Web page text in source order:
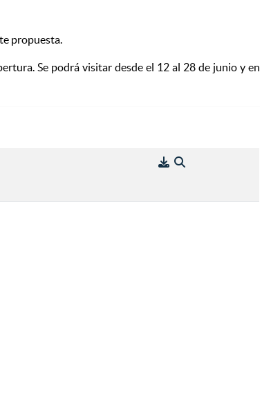
propuesta.
Se podrá visitar desde el 12 al 28 de junio y en